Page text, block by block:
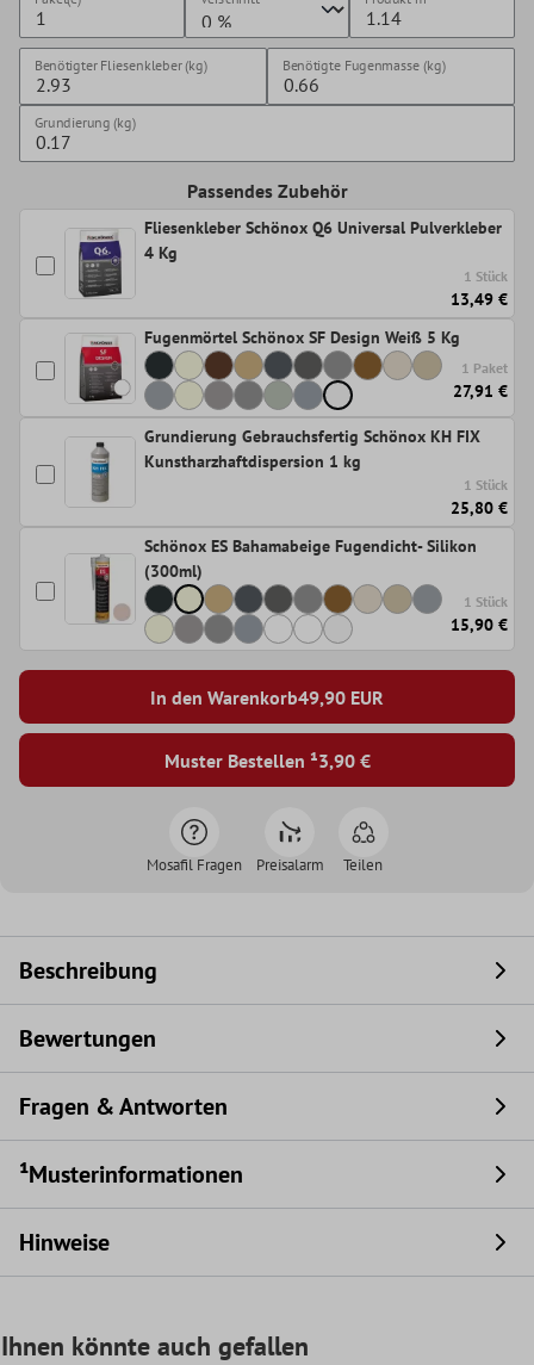
Benötigter Fliesenkleber (kg) Benötigte Fugenmasse (kg)
Grundierung (kg)
Passendes Zubehör
Fliesenkleber Schönox Q6 Universal Pulverkleber
4 Kg
1 Stück
13,49 €
Fugenmörtel Schönox SF Design Weiß 5 Kg
1 Paket
27,91 €
Grundierung Gebrauchsfertig Schönox KH FIX
Kunstharzhaftdispersion 1 kg
1 Stück
25,80 €
Schönox ES Bahamabeige Fugendicht- Silikon
(300ml)
1 Stück
15,90 €
In den Warenkorb49,90 EUR
Muster Bestellen ¹3,90 €
Mosafil Fragen Preisalarm Teilen
Beschreibung
Bewertungen
Fragen & Antworten
¹Musterinformationen
Hinweise
Ihnen könnte auch gefallen